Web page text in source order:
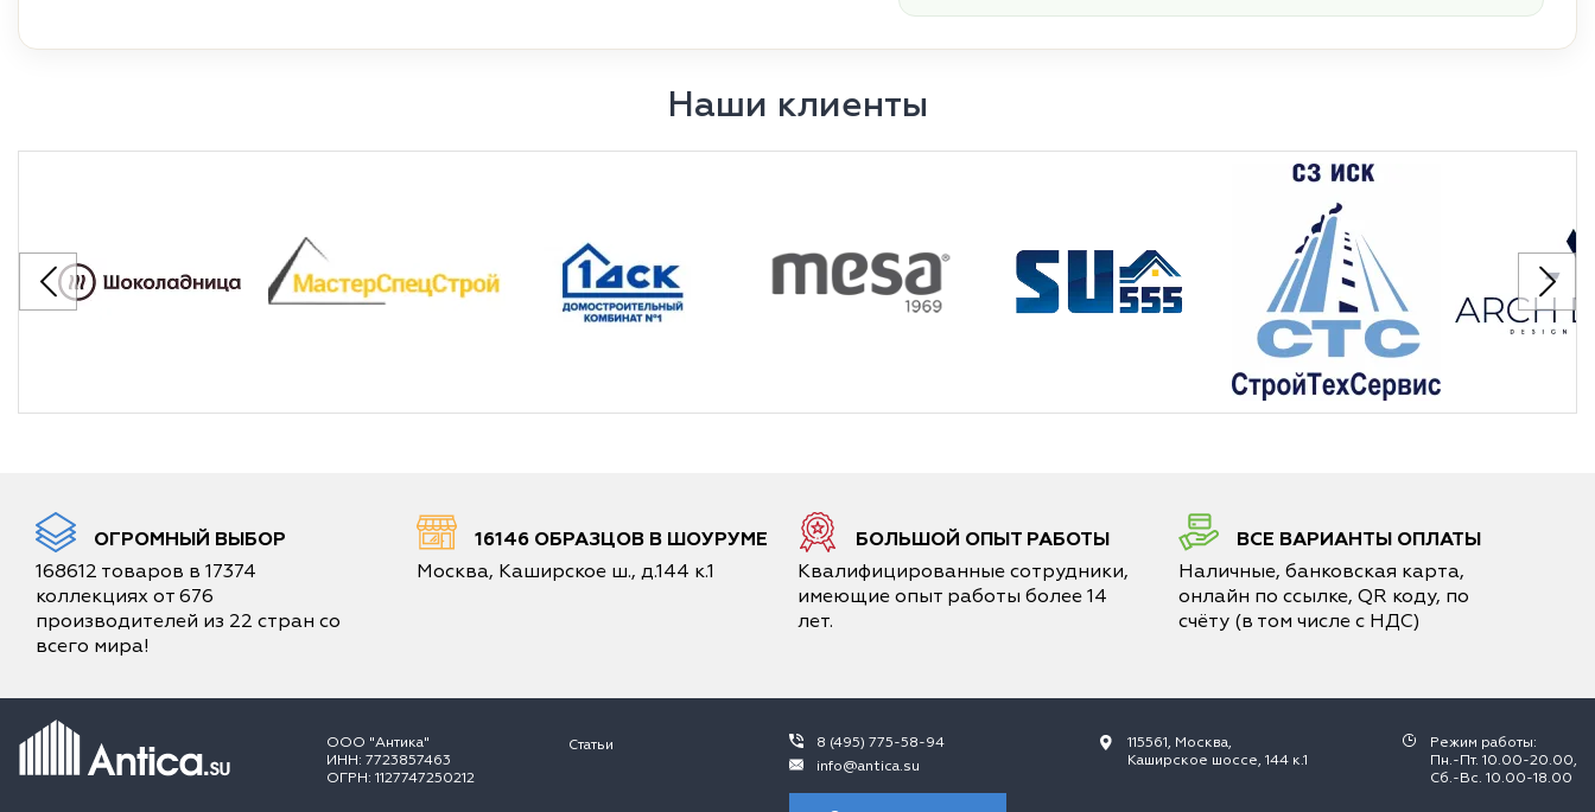
Наши клиенты
ОГРОМНЫЙ ВЫБОР
168612 товаров в 17374
коллекциях от 676
производителей из 22 стран со
всего мира!
16146 ОБРАЗЦОВ В ШОУРУМЕ
Москва, Каширское ш., д.144 к.1
БОЛЬШОЙ ОПЫТ РАБОТЫ
Квалифицированные сотрудники,
имеющие опыт работы более 14
лет.
ВСЕ ВАРИАНТЫ ОПЛАТЫ
Наличные, банковская карта,
онлайн по ссылке, QR коду, по
счёту (в том числе с НДС)
ООО "Антика"
ИНН: 7723857463
ОГРН: 1127747250212
Статьи
8 (495) 775-58-94
info@antica.su
115561, Москва,
Каширское шоссе, 144 к.1
Режим работы:
Пн.-Пт. 10.00-20.00,
Сб.-Вс. 10.00-18.00